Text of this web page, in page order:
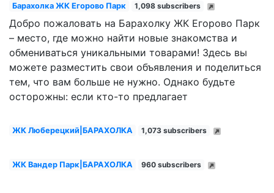
Барахолка ЖК Егорово Парк 1,098 subscribers
Добро пожаловать на Барахолку ЖК Егорово Парк
– место, где можно найти новые знакомства и
обмениваться уникальными товарами! Здесь вы
можете разместить свои объявления и поделиться
тем, что вам больше не нужно. Однако будьте
осторожны: если кто-то предлагает
ЖК Люберецкий|БАРАХОЛКА 1,073 subscribers
ЖК Вандер Парк|БАРАХОЛКА 960 subscribers